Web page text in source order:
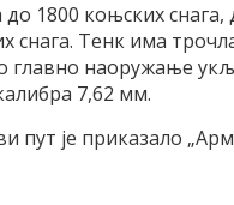
1800 коњских снага,
Тенк има
главно наоружање
7,62 мм.
пут је приказало